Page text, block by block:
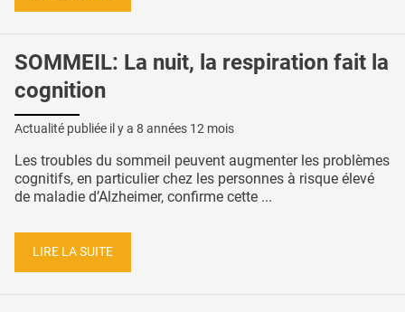
SOMMEIL: La nuit, la respiration fait la
cognition
Actualité publiée il y a 8 années 12 mois
Les troubles du sommeil peuvent augmenter les problèmes
cognitifs, en particulier chez les personnes à risque élevé
de maladie d’Alzheimer, confirme cette ...
LIRE LA SUITE